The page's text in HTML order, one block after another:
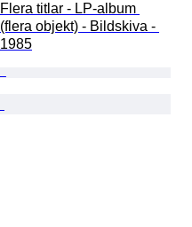
Flera titlar - LP-album
(flera objekt) - Bildskiva -
1985